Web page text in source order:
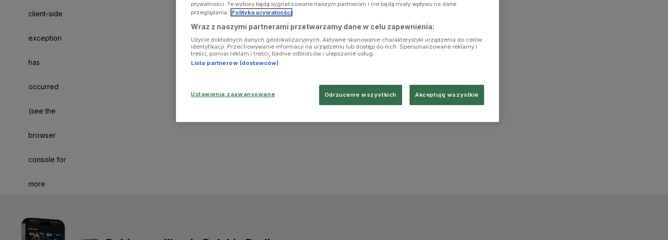
client-side
exception
has
occurred
(see the
browser
console for
more
prywatności. Te wybory będą sygnalizowane naszym partnerom i nie będą miały wpływu na dane
przeglądania. Polityka prywatności
Wraz z naszymi partnerami przetwarzamy dane w celu zapewnienia:
Użycie dokładnych danych geolokalizacyjnych. Aktywne skanowanie charakterystyki urządzenia do celów
identyfikacji. Przechowywanie informacji na urządzeniu lub dostęp do nich. Spersonalizowane reklamy i
treści, pomiar reklam i treści, badnie odbiorców i ulepszanie usług.
Lista partnerów (dostawców)
Ustawienia zaawansowane Odrzucenie wszystkich Akceptuję wszystkie